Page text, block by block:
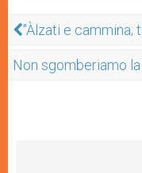
"Àlzati e cammina;
Non sgomberiamo